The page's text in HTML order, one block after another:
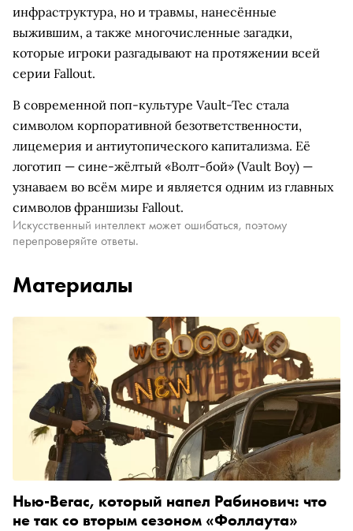
инфраструктура, но и травмы, нанесённые
выжившим, а также многочисленные загадки,
которые игроки разгадывают на протяжении всей
серии Fallout.
В современной поп-культуре Vault-Tec стала
символом корпоративной безответственности,
лицемерия и антиутопического капитализма. Её
логотип — сине-жёлтый «Волт-бой» (Vault Boy) —
узнаваем во всём мире и является одним из главных
символов франшизы Fallout.
Искусственный интеллект может ошибаться, поэтому
перепроверяйте ответы.
Материалы
Нью-Вегас, который напел Рабинович: что
не так со вторым сезоном «Фоллаута»